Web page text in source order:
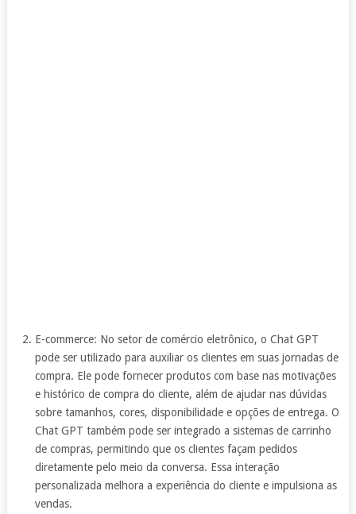
E-commerce: No setor de comércio eletrônico, o Chat GPT
pode ser utilizado para auxiliar os clientes em suas jornadas de
compra. Ele pode fornecer produtos com base nas motivações
e histórico de compra do cliente, além de ajudar nas dúvidas
sobre tamanhos, cores, disponibilidade e opções de entrega. O
Chat GPT também pode ser integrado a sistemas de carrinho
de compras, permitindo que os clientes façam pedidos
diretamente pelo meio da conversa. Essa interação
personalizada melhora a experiência do cliente e impulsiona as
vendas.